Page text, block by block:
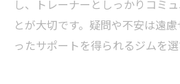
し、トレーナーとしっかりコミ
とが大切です。疑問や不安は遠
ったサポートを得られるジムを選